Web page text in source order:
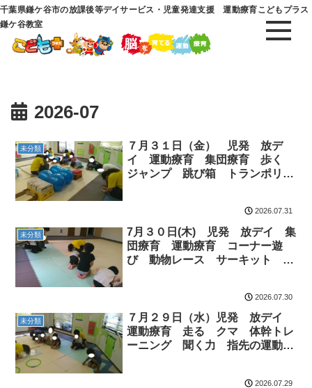
千葉県鎌ケ谷市の放課後等デイサービス・児童発達支援 運動療育こどもプラス
鎌ケ谷教室
2026-07
未分類
７月３１日（金） 児発 放デ
イ 運動療育 集団療育 歩く
ジャンプ 跳び箱 トランポリ
2026.07.31
未分類
7月３０日(木) 児発 放デイ 集
団療育 運動療育 コーナー遊
び 動物レース サーキット 鉄
2026.07.30
未分類
７月２９日（水）児発 放デイ
運動療育 走る クマ 体幹トレ
ーニング 聞く力 指先の運動
2026.07.29